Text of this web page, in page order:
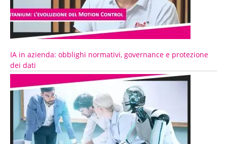
IA in azienda: obblighi normativi, governance e protezione
dei dati